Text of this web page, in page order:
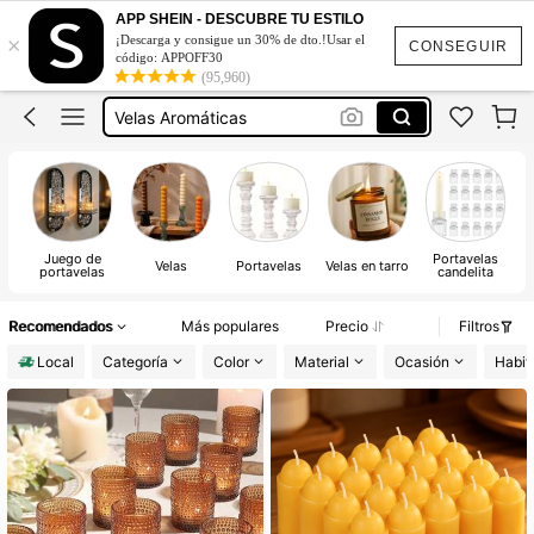
CONSEGUIR
×
APP SHEIN - DESCUBRE TU ESTILO
¡Descarga y consigue un 30% de dto.!Usar el
código: APPOFF30
(95,960)
Velas
Candelabros Para Velas
Velas Aromáticas
Velas Decorativas
Velas
Juego de
portavelas Velas Portavelas Velas en tarro Portavelas
candelita
Recomendados Más populares Precio
Filtros
Local
Categoría Color Material Ocasión